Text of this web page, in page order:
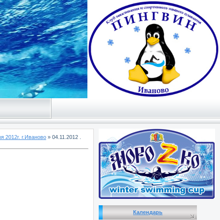
2012г. г.Иваново » 04.11.2012 .
Календарь